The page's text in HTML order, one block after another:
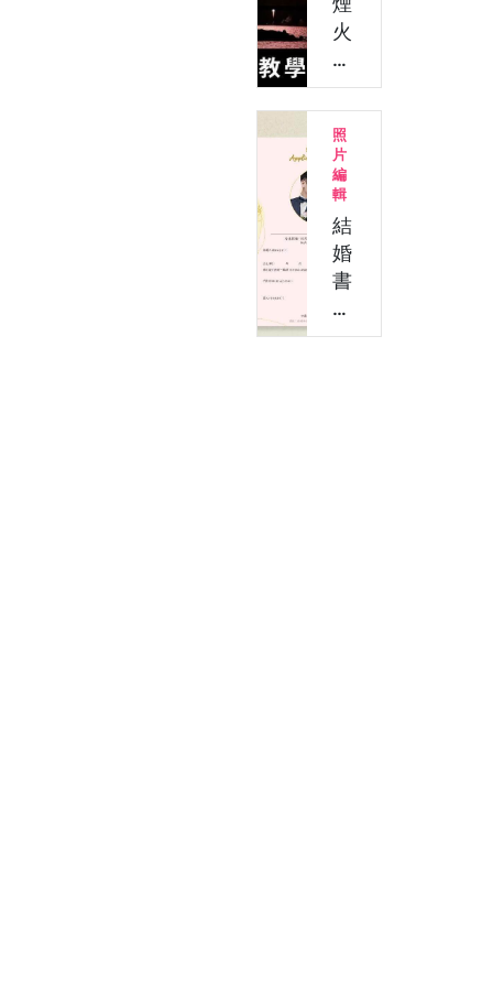
IG
多
張
火
修
圖
教
學：
5
招
去
煙
霧、
修
復
照
片
編
輯
結
婚
書
約
範